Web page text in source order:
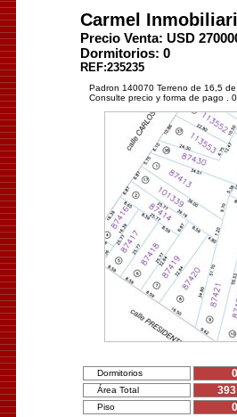
Carmel
Precio Venta: USD
Dormitorios: 0
REF:235235
Padron 140070 Terreno de 16,5
Consulte precio y forma de pago .
Dormitorios 0
Área Total
393
Piso
0